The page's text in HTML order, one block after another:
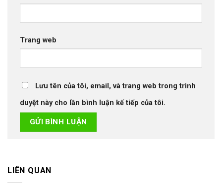
Trang web
Lưu tên của tôi, email, và trang web trong trình
duyệt này cho lần bình luận kế tiếp của tôi.
LIÊN QUAN